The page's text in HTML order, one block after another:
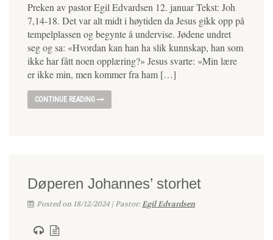
Preken av pastor Egil Edvardsen 12. januar Tekst: Joh
7,14-18. Det var alt midt i høytiden da Jesus gikk opp på
tempelplassen og begynte å undervise. Jødene undret
seg og sa: «Hvordan kan han ha slik kunnskap, han som
ikke har fått noen opplæring?» Jesus svarte: «Min lære
er ikke min, men kommer fra ham […]
CONTINUE READING
Døperen Johannes’ storhet
Posted on 18/12/2024 | Pastor:Egil Edvardsen